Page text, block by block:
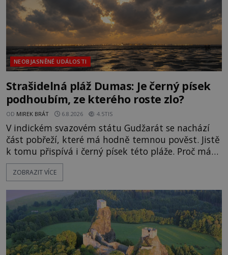
NEOBJASNĚNÉ UDÁLOSTI
Strašidelná pláž Dumas: Je černý písek
podhoubím, ze kterého roste zlo?
OD MIREK BRÁT 6.8.2026 4.5TIS
V indickém svazovém státu Gudžarát se nachází
část pobřeží, které má hodně temnou pověst. Jistě
k tomu přispívá i černý písek této pláže. Proč má
pláž takové netypické zbarvení? Nakolik jsou
pravdivé historky, že zde došlo k nevysvětlitelným
následovat. Vstupujeme na pláž Dumas ve městě
Surat. Gu
ZOBRAZIT VÍCE